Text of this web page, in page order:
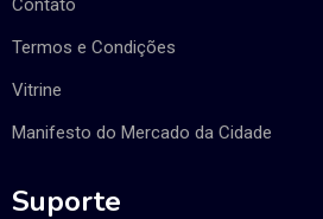
Contato
Termos e Condições
Vitrine
Manifesto do Mercado da Cidade
Suporte